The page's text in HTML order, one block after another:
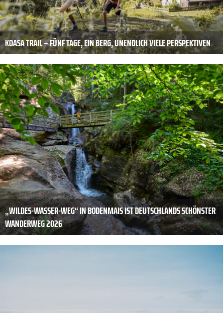
KOASA TRAIL – FÜNF TAGE, EIN BERG, UNENDLICH VIELE PERSPEKTIVEN
„WILDES-WASSER-WEG“ IN BODENMAIS IST DEUTSCHLANDS SCHÖNSTER
WANDERWEG 2026